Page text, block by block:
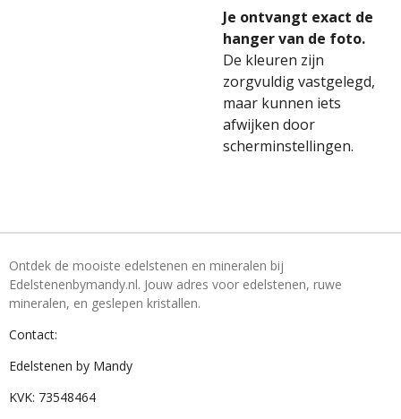
Je ontvangt exact de
hanger van de foto.
De kleuren zijn
zorgvuldig vastgelegd,
maar kunnen iets
afwijken door
scherminstellingen.
Ontdek de mooiste edelstenen en mineralen bij
Edelstenenbymandy.nl. Jouw adres voor edelstenen, ruwe
mineralen, en geslepen kristallen.
Contact:
Edelstenen by Mandy
KVK: 73548464